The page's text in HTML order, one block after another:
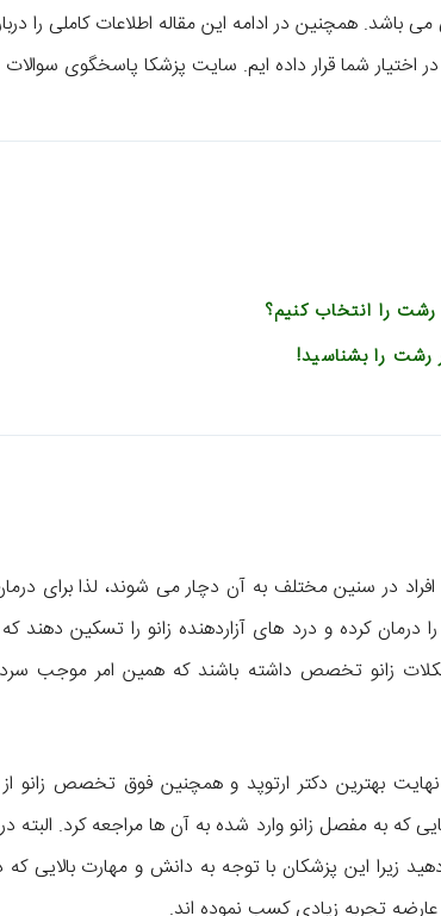
باشد. همچنین در ادامه این مقاله اطلاعات کاملی را
شما قرار داده ایم. سایت پزشکا پاسخگوی
رشت را انتخاب کنیم؟
در سنین مختلف به آن دچار می شوند، لذا برای درمان
کرده و درد های آزاردهنده زانو را تسکین دهند
زانو تخصص داشته باشند که همین امر موجب
بهترین دکتر ارتوپد و همچنین فوق تخصص زانو
که به مفصل زانو وارد شده به آن ها مراجعه کرد.
زیرا این پزشکان با توجه به دانش و مهارت بالایی که
تجربه زیادی کسب نموده اند.